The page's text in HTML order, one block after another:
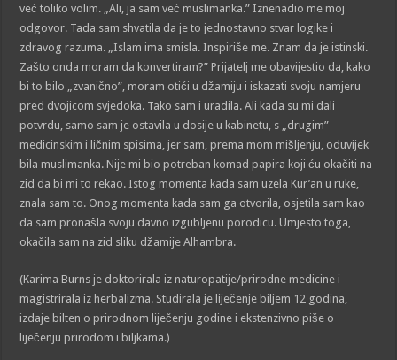
već toliko volim. „Ali, ja sam već muslimanka.” Iznenadio me moj
odgovor. Tada sam shvatila da je to jednostavno stvar logike i
zdravog razuma. „Islam ima smisla. Inspiriše me. Znam da je istinski.
Zašto onda moram da konvertiram?” Prijatelj me obavijestio da, kako
bi to bilo „zvanično”, moram otići u džamiju i iskazati svoju namjeru
pred dvojicom svjedoka. Tako sam i uradila. Ali kada su mi dali
potvrdu, samo sam je ostavila u dosije u kabinetu, s „drugim”
medicinskim i ličnim spisima, jer sam, prema mom mišljenju, oduvijek
bila muslimanka. Nije mi bio potreban komad papira koji ću okačiti na
zid da bi mi to rekao. Istog momenta kada sam uzela Kur’an u ruke,
znala sam to. Onog momenta kada sam ga otvorila, osjetila sam kao
da sam pronašla svoju davno izgubljenu porodicu. Umjesto toga,
okačila sam na zid sliku džamije Alhambra.
(Karima Burns je doktorirala iz naturopatije/prirodne medicine i
magistrirala iz herbalizma. Studirala je liječenje biljem 12 godina,
izdaje bilten o prirodnom liječenju godine i ekstenzivno piše o
liječenju prirodom i biljkama.)